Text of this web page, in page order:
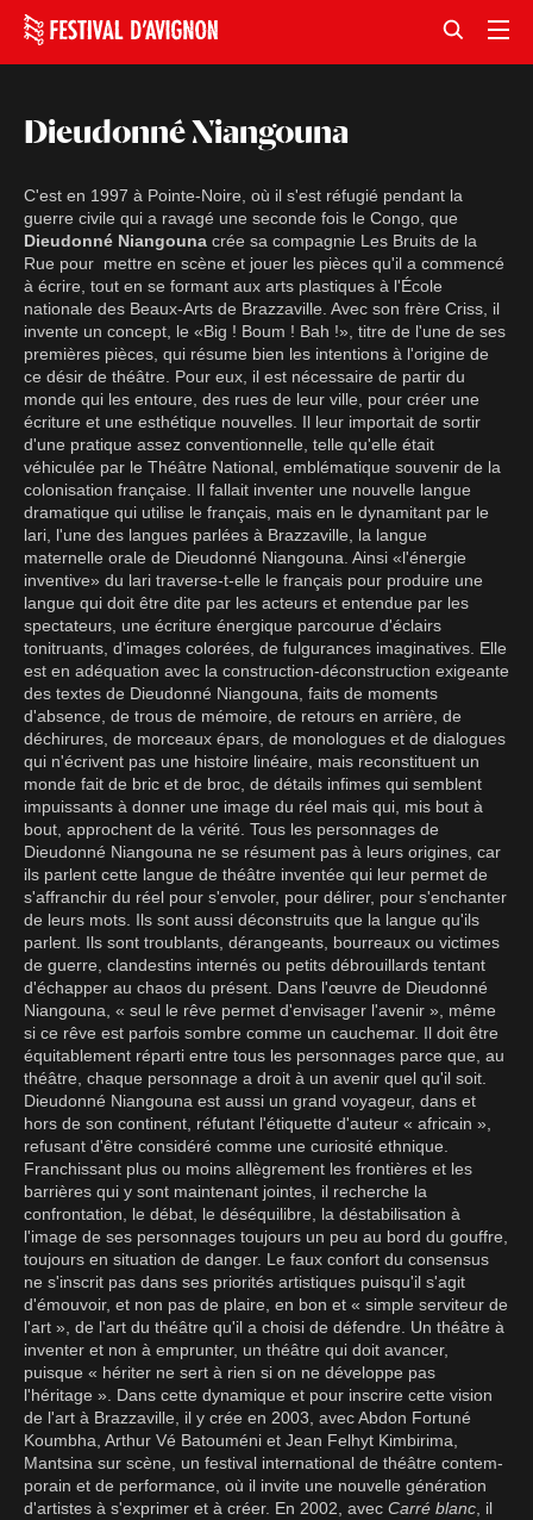
Dieudonné Niangouna
C'est en 1997 à Pointe-Noire, où il s'est réfugié pendant la
guerre civile qui a ravagé une seconde fois le Congo, que
Dieudonné Niangouna crée sa compagnie Les Bruits de la
Rue pour mettre en scène et jouer les pièces qu'il a commencé
à écrire, tout en se formant aux arts plastiques à l'École
nationale des Beaux-Arts de Brazzaville. Avec son frère Criss, il
invente un concept, le «Big ! Boum ! Bah !», titre de l'une de ses
premières pièces, qui résume bien les intentions à l'origine de
ce désir de théâtre. Pour eux, il est nécessaire de partir du
monde qui les entoure, des rues de leur ville, pour créer une
écriture et une esthétique nouvelles. Il leur importait de sortir
d'une pratique assez conventionnelle, telle qu'elle était
véhiculée par le Théâtre National, emblématique souvenir de la
colonisation française. Il fallait inventer une nouvelle langue
dramatique qui utilise le français, mais en le dynamitant par le
lari, l'une des langues parlées à Brazzaville, la langue
maternelle orale de Dieudonné Niangouna. Ainsi «l'énergie
inventive» du lari traverse-t-elle le français pour produire une
langue qui doit être dite par les acteurs et entendue par les
spectateurs, une écriture énergique parcourue d'éclairs
tonitruants, d'images colorées, de fulgurances ima­ginatives. Elle
est en adéquation avec la construction-déconstruction exigeante
des textes de Dieudonné Niangouna, faits de moments
d'absence, de trous de mémoire, de retours en arrière, de
déchirures, de morceaux épars, de monologues et de dialogues
qui n'écrivent pas une histoire linéaire, mais reconstituent un
monde fait de bric et de broc, de détails infimes qui semblent
impuissants à donner une image du réel mais qui, mis bout à
bout, approchent de la vérité. Tous les personnages de
Dieudonné Niangouna ne se résument pas à leurs origines, car
ils parlent cette langue de théâtre inventée qui leur permet de
s'affranchir du réel pour s'envoler, pour délirer, pour s'enchanter
de leurs mots. Ils sont aussi déconstruits que la langue qu'ils
parlent. Ils sont troublants, dérangeants, bourreaux ou victimes
de guerre, clandestins internés ou petits débrouillards tentant
d'échapper au chaos du présent. Dans l'œuvre de Dieudonné
Niangouna, « seul le rêve permet d'envisager l'avenir », même
si ce rêve est parfois sombre comme un cauchemar. Il doit être
équitablement réparti entre tous les personnages parce que, au
théâtre, chaque personnage a droit à un avenir quel qu'il soit.
Dieudonné Niangouna est aussi un grand voyageur, dans et
hors de son continent, réfutant l'étiquette d'auteur « africain »,
refusant d'être considéré comme une curiosité ethnique.
Franchissant plus ou moins allègrement les frontières et les
barrières qui y sont maintenant jointes, il recherche la
confrontation, le débat, le déséquilibre, la déstabi­lisation à
l'image de ses personnages toujours un peu au bord du gouffre,
toujours en situation de danger. Le faux confort du consensus
ne s'inscrit pas dans ses priorités artistiques puisqu'il s'agit
d'émouvoir, et non pas de plaire, en bon et « simple serviteur de
l'art », de l'art du théâtre qu'il a choisi de défendre. Un théâtre à
inventer et non à emprunter, un théâtre qui doit avancer,
puisque « hériter ne sert à rien si on ne développe pas
l'héritage ». Dans cette dynamique et pour inscrire cette vision
de l'art à Brazzaville, il y crée en 2003, avec Abdon Fortuné
Koumbha, Arthur Vé Batouméni et Jean Felhyt Kimbirima,
Mantsina sur scène, un festival international de théâtre contem­
porain et de performance, où il invite une nouvelle génération
d'artistes à s'exprimer et à créer. En 2002, avec Carré blanc , il